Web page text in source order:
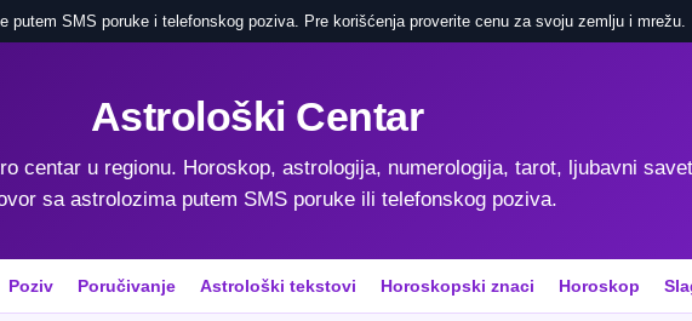
putem SMS poruke i telefonskog poziva. Pre korišćenja proverite cenu za svoju zemlju i mrežu.
Astrološki Centar
centar u regionu. Horoskop, astrologija, numerologija, tarot, ljubavni
sa astrolozima putem SMS poruke ili telefonskog poziva.
Poziv Poručivanje Astrološki tekstovi Horoskopski znaci Horoskop